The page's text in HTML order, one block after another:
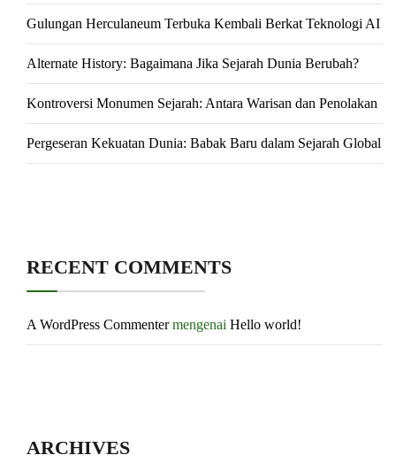
Gulungan Herculaneum Terbuka Kembali Berkat Teknologi AI
Alternate History: Bagaimana Jika Sejarah Dunia Berubah?
Kontroversi Monumen Sejarah: Antara Warisan dan Penolakan
Pergeseran Kekuatan Dunia: Babak Baru dalam Sejarah Global
RECENT COMMENTS
A WordPress Commentermengenai Hello world!
ARCHIVES